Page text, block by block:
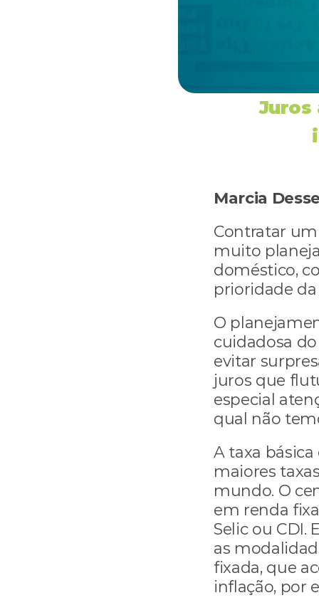
Juros
Marcia
Contratar
muito
doméstico,
prioridade
O
cuidadosa
evitar
juros que
especial
qual não
A taxa
maiores
mundo. O
em renda
Selic ou
as
fixada, que
inflação, por